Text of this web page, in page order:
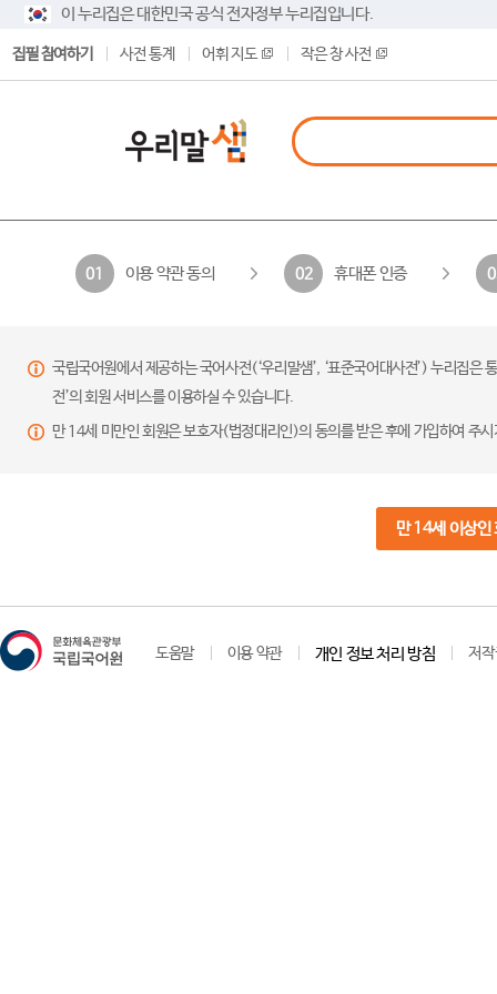
이 누리집은 대한민국 공식 전자정부 누리집입니다.
집필 참여하기 사전 통계 어휘 지도 작은 창 사전
01 이용 약관 동의 02 휴대폰 인증
국립국어원에서 제공하는 국어사전(‘우리말샘’, ‘표준국어대사전’) 누리집
전’의 회원 서비스를 이용하실 수 있습니다.
만 14세 미만인 회원은 보호자(법정대리인)의 동의를 받은 후에 가입하여 주
만 14세 이상인
도움말 이용 약관 개인 정보 처리 방침 저